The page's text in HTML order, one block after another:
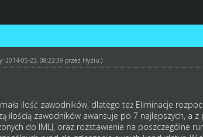
2014-05-23, 08:22:39 przez Hyziu .)
ilość zawodników, dlatego też Eliminacje
ilością zawodników awansuje po 7 najlepszych, a
do IMLJ, oraz rozstawienie na poszczególne